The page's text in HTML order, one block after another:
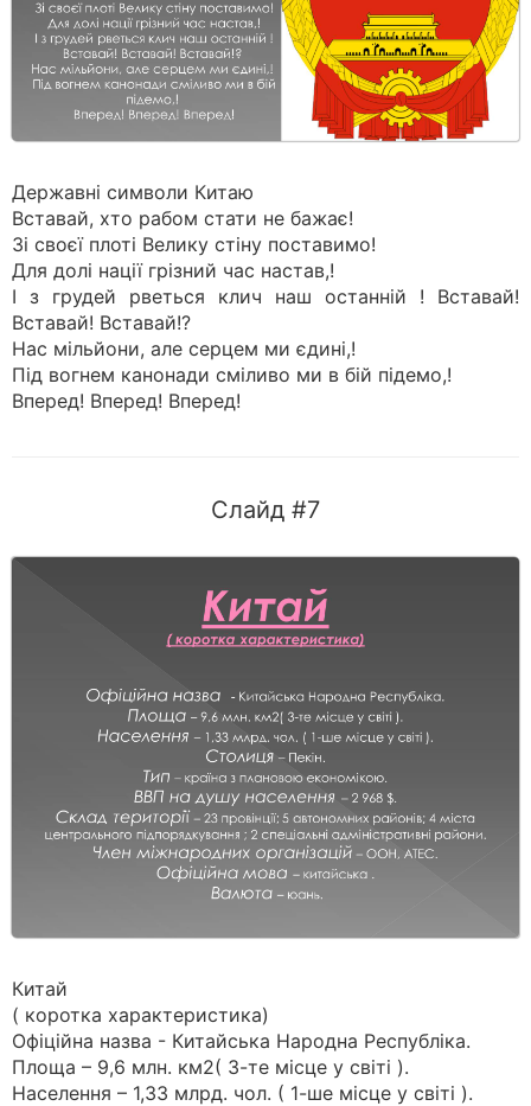
Державні символи Китаю
Вставай, хто рабом стати не бажає!
Зі своєї плоті Велику стіну поставимо!
Для долі нації грізний час настав,!
І з грудей рветься клич наш останній ! Вставай!
Вставай! Вставай!?
Нас мільйони, але серцем ми єдині,!
Під вогнем канонади сміливо ми в бій підемо,!
Вперед! Вперед! Вперед!
Слайд #7
Китай
( коротка характеристика)
Офіційна назва - Китайська Народна Республіка.
Площа – 9,6 млн. км2( 3-те місце у світі ).
Населення – 1,33 млрд. чол. ( 1-ше місце у світі ).